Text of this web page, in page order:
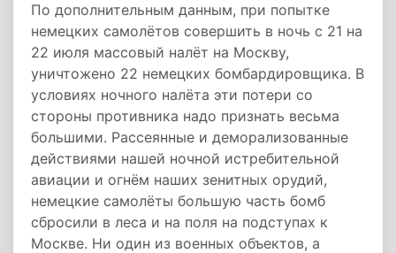
По дополнительным данным, при попытке
немецких самолётов совершить в ночь с 21 на
22 июля массовый налёт на Москву,
уничтожено 22 немецких бомбардировщика. В
условиях ночного налёта эти потери со
стороны противника надо признать весьма
большими. Рассеянные и деморализованные
действиями нашей ночной истребительной
авиации и огнём наших зенитных орудий,
немецкие самолёты большую часть бомб
сбросили в леса и на поля на подступах к
Москве. Ни один из военных объектов, а